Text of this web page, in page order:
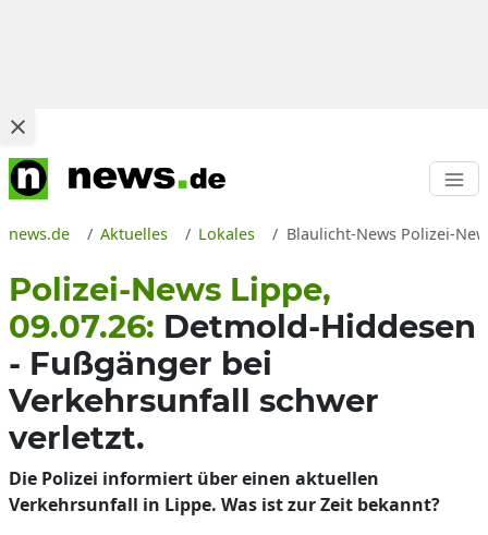
news.de Aktuelles Lokales Blaulicht-News Polizei-
Polizei-News Lippe,
09.07.26: Detmold-Hiddesen
- Fußgänger bei
Verkehrsunfall schwer
verletzt.
Die Polizei informiert über einen aktuellen
Verkehrsunfall in Lippe. Was ist zur Zeit bekannt?